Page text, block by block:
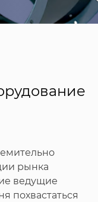
рынка
ведущие
похвастаться